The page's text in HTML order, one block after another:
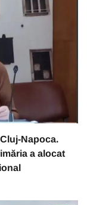
Napoca.
a alocat